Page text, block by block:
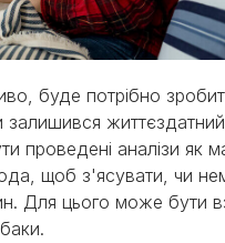
буде потрібно
життєздатний
проведені аналізи як
щоб з'ясувати, чи
Для цього може бути